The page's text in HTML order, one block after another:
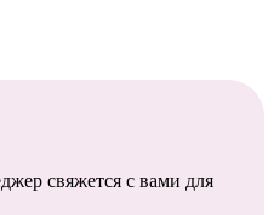
свяжется с вами для